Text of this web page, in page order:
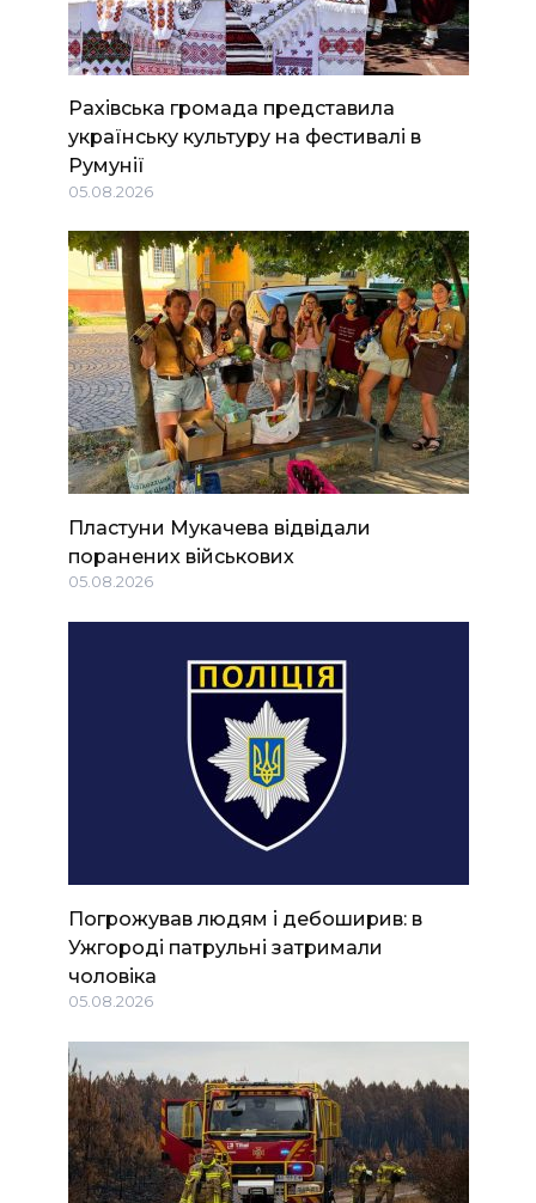
Рахівська громада представила
українську культуру на фестивалі в
Румунії
05.08.2026
Пластуни Мукачева відвідали
поранених військових
05.08.2026
Погрожував людям і дебоширив: в
Ужгороді патрульні затримали
чоловіка
05.08.2026